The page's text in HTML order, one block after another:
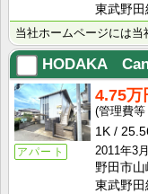
東武野
HODAKA
アパート
4.75万
1K
2011年3月
野田市山
東武野